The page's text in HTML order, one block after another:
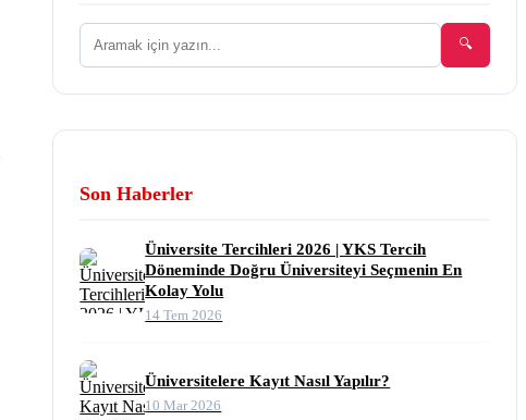
🔍
Son Haberler
Üniversite Tercihleri 2026 | YKS Tercih
Döneminde Doğru Üniversiteyi Seçmenin En
Kolay Yolu
14 Tem 2026
Üniversitelere Kayıt Nasıl Yapılır?
10 Mar 2026